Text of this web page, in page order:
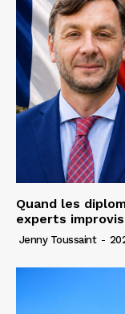
Quand les
experts
Jenny Toussaint -